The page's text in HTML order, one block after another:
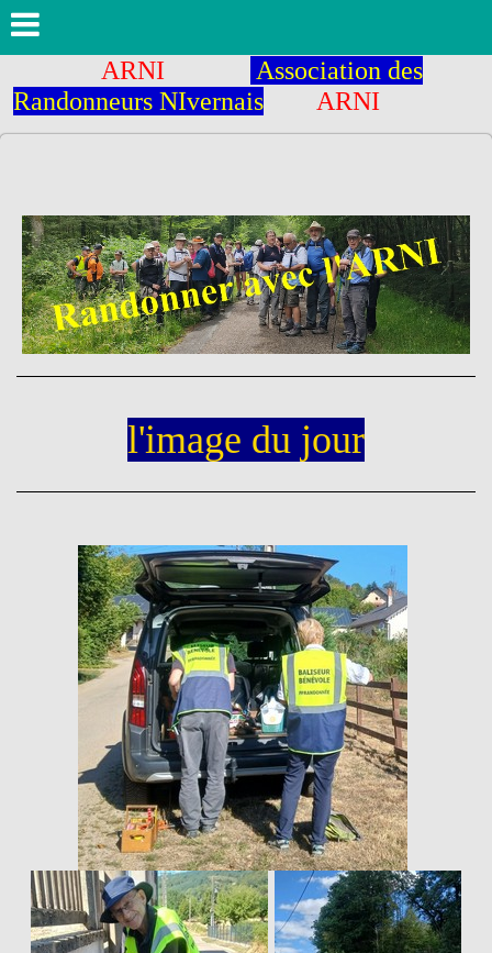
ARNI
Association des
Randonneurs NIvernais
ARNI
l'image du jour